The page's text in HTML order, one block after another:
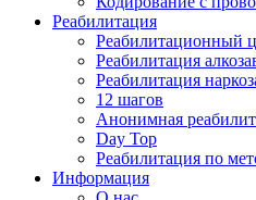
Реабилитация
Реабилитационный
Реабилитация
Реабилитация
12 шагов
Анонимная
Day Top
Реабилитация по
Информация